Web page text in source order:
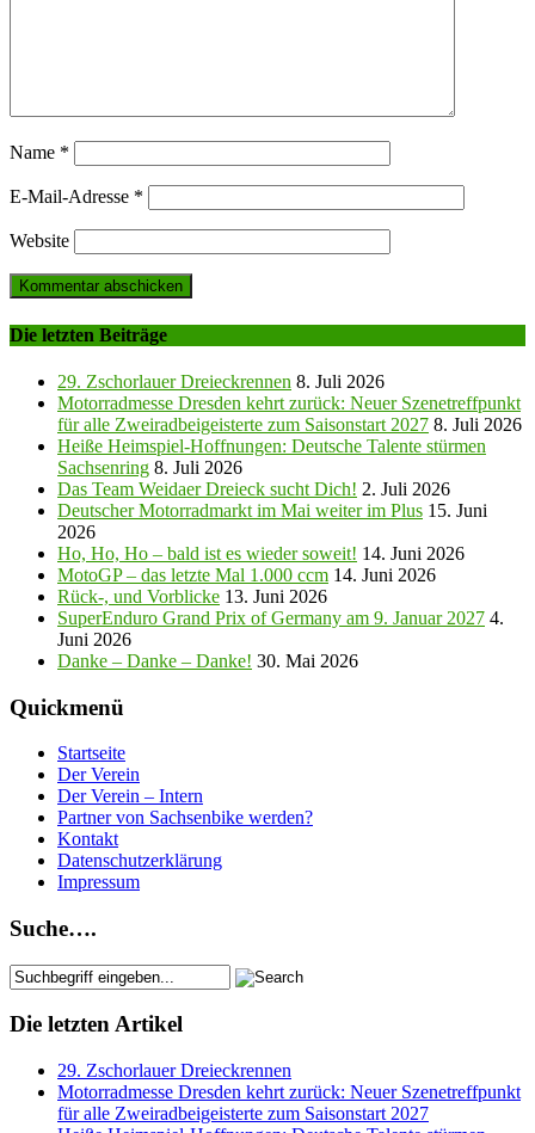
Name *
E-Mail-Adresse *
Website
Die letzten Beiträge
29. Zschorlauer Dreieckrennen 8. Juli 2026
Motorradmesse Dresden kehrt zurück: Neuer Szenetreffpunkt
für alle Zweiradbeigeisterte zum Saisonstart 2027 8. Juli 2026
Heiße Heimspiel-Hoffnungen: Deutsche Talente stürmen
Sachsenring 8. Juli 2026
Das Team Weidaer Dreieck sucht Dich! 2. Juli 2026
Deutscher Motorradmarkt im Mai weiter im Plus 15. Juni
2026
Ho, Ho, Ho – bald ist es wieder soweit! 14. Juni 2026
MotoGP – das letzte Mal 1.000 ccm 14. Juni 2026
Rück-, und Vorblicke 13. Juni 2026
SuperEnduro Grand Prix of Germany am 9. Januar 2027 4.
Juni 2026
Danke – Danke – Danke! 30. Mai 2026
Quickmenü
Startseite
Der Verein
Der Verein – Intern
Partner von Sachsenbike werden?
Kontakt
Datenschutzerklärung
Impressum
Suche….
Die letzten Artikel
29. Zschorlauer Dreieckrennen
Motorradmesse Dresden kehrt zurück: Neuer Szenetreffpunkt
für alle Zweiradbeigeisterte zum Saisonstart 2027